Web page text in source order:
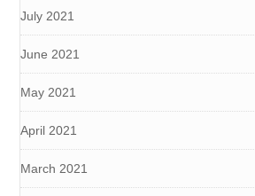
July 2021
June 2021
May 2021
April 2021
March 2021